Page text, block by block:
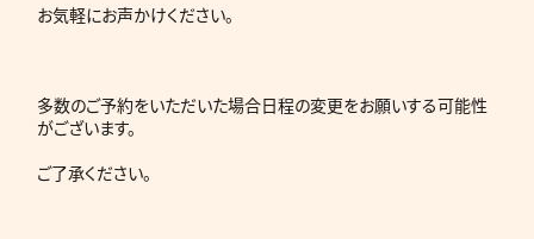
お気軽にお声かけください。
多数のご予約をいただいた場合日程の変更をお願いする可能性
がございます。
ご了承ください。